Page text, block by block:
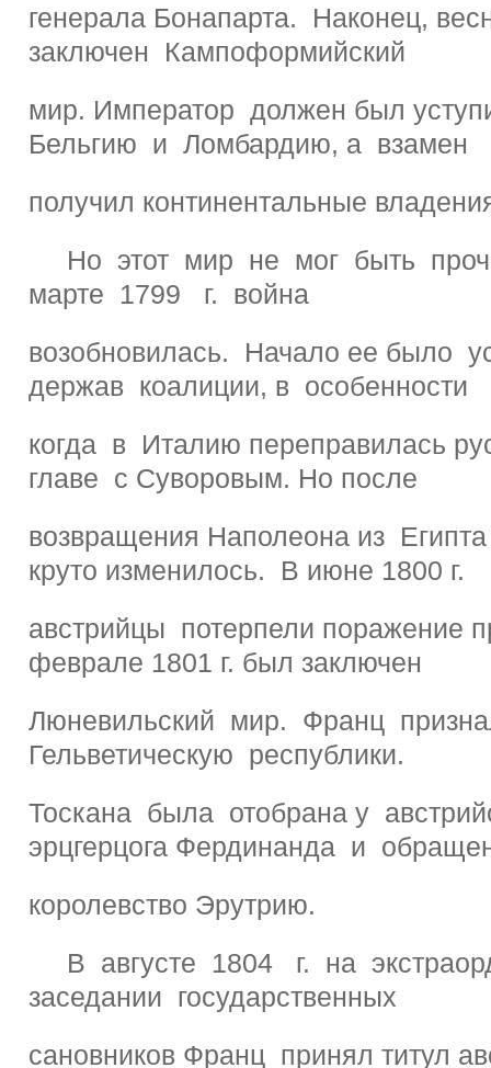
генерала Бонапарта. Наконец,
заключен Кампоформийский
мир. Император должен был
Бельгию и Ломбардию, а взамен
получил континентальные
Но этот мир не мог быть
марте 1799 г. война
возобновилась. Начало ее было
держав коалиции, в особенности
когда в Италию переправилась
главе с Суворовым. Но после
возвращения Наполеона из
круто изменилось. В июне 1800 г.
австрийцы потерпели поражение
феврале 1801 г. был заключен
Люневильский мир. Франц
Гельветическую республики.
Тоскана была отобрана у
эрцгерцога Фердинанда и
королевство Эрутрию.
В августе 1804 г. на
заседании государственных
сановников Франц принял титул